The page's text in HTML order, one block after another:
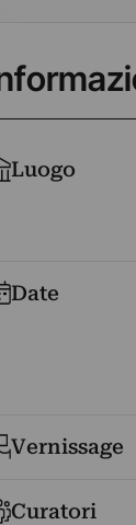
Luogo
Date
Vernissage
Curatori